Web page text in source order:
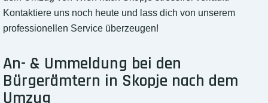
Kontaktiere uns noch heute und lass dich von unserem
professionellen Service überzeugen!
An- & Ummeldung bei den
Bürgerämtern in Skopje nach dem
Umzug